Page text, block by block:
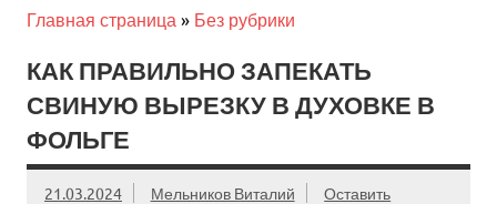
Главная страница » Без рубрики
КАК ПРАВИЛЬНО ЗАПЕКАТЬ
СВИНУЮ ВЫРЕЗКУ В ДУХОВКЕ В
ФОЛЬГЕ
21.03.2024 Мельников Виталий
Оставить